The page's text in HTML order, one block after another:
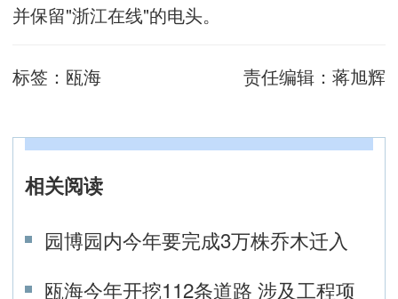
并保留"浙江在线"的电头。
标签： 瓯海 责任编辑： 蒋旭辉
相关阅读
园博园内今年要完成3万株乔木迁入
瓯海今年开挖112条道路 涉及工程项